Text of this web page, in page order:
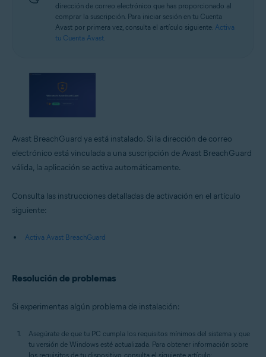
dirección de correo electrónico que has proporcionado al
comprar la suscripción. Para iniciar sesión en tu Cuenta
Avast por primera vez, consulta el artículo siguiente: Activa
tu Cuenta Avast
Avast BreachGuard ya está instalado. Si la dirección de correo
electrónico está vinculada a una suscripción de Avast BreachGuard
válida, la aplicación se activa automáticamente.
Consulta las instrucciones detalladas de activación en el artículo
siguiente:
Activa Avast BreachGuard
Resolución de problemas
Si experimentas algún problema de instalación:
Asegúrate de que tu PC cumpla los requisitos mínimos del sistema y que
tu versión de Windows esté actualizada. Para obtener información sobre
los requisitos de tu dispositivo, consulta el siguiente artículo: